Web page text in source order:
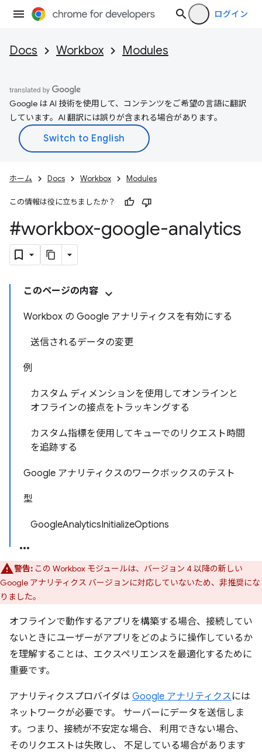
ログイン
Docs Workbox Modules
Google は AI 技術を使用して、コンテンツをご希望の言語に翻訳
しています。AI 翻訳には誤りが含まれる場合があります。
ホーム Docs Workbox Modules
この情報は役に立ちましたか？
#workbox-google-analytics
このページの内容
Workbox の Google アナリティクスを有効にする
送信されるデータの変更
例
カスタム ディメンションを使用してオンラインと
オフラインの接点をトラッキングする
カスタム指標を使用してキューでのリクエスト時間
を追跡する
Google アナリティクスのワークボックスのテスト
型
GoogleAnalyticsInitializeOptions
警告: この Workbox モジュールは、バージョン 4 以降の新しい
Google アナリティクス バージョンに対応していないため、非推奨にな
りました。
オフラインで動作するアプリを構築する場合、接続してい
ないときにユーザーがアプリをどのように操作しているか
を理解することは、エクスペリエンスを最適化するために
重要です。
アナリティクスプロバイダは Google アナリティクスには
ネットワークが必要です。 サーバーにデータを送信しま
す。つまり、接続が不安定な場合、 利用できない場合、
そのリクエストは失敗し、 不足している場合があります